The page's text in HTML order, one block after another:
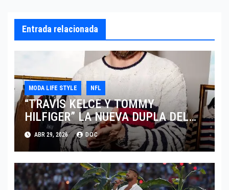
Entrada relacionada
MODA LIFE STYLE NFL
“TRAVIS KELCE Y TOMMY
HILFIGER” LA NUEVA DUPLA DEL
“CLASSIC AMERICAN COOL”
ABR 29, 2026 DOC